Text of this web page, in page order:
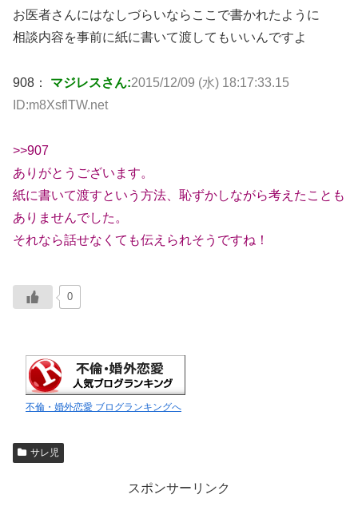
お医者さんにはなしづらいならここで書かれたように
相談内容を事前に紙に書いて渡してもいいんですよ
908： マジレスさん:2015/12/09 (水) 18:17:33.15
ID:m8XsflTW.net
>>907
ありがとうございます。
紙に書いて渡すという方法、恥ずかしながら考えたことも
ありませんでした。
それなら話せなくても伝えられそうですね！
0
不倫・婚外恋愛 ブログランキングへ
サレ児
スポンサーリンク